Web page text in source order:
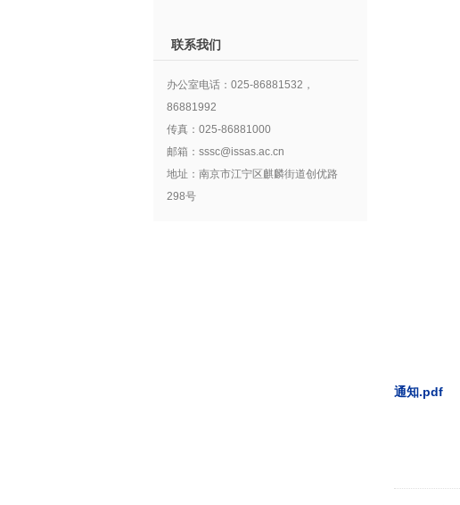
联系我们
办公室电话：025-86881532，
86881992
传真：025-86881000
邮箱：sssc@issas.ac.cn
地址：南京市江宁区麒麟街道创优路
298号
通知.pdf